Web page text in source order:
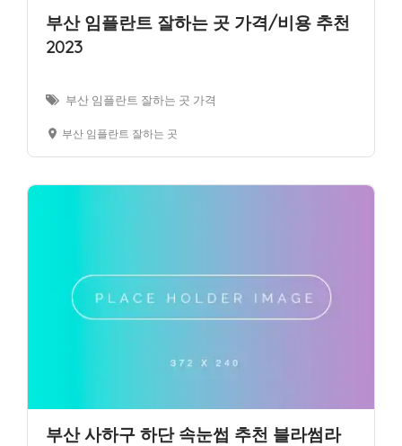
부산 임플란트 잘하는 곳 가격/비용 추천
2023
부산 임플란트 잘하는 곳 가격
부산 임플란트 잘하는 곳
부산 사하구 하단 속눈썹 추천 블라썸라